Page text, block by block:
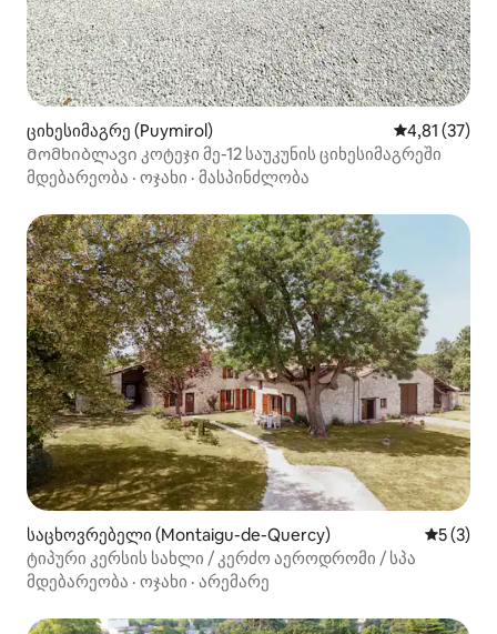
ციხესიმაგრე (Puymirol) საშუალო
4,81 (37)
Მომხიბლავი კოტეჯი მე-12 საუკუნის ციხესიმაგრეში
მდებარეობა · ოჯახი · მასპინძლობა
საცხოვრებელი (Montaigu-de-Quercy)
5 (3)
ტიპური კერსის სახლი / კერძო აეროდრომი / სპა
მდებარეობა · ოჯახი · არემარე